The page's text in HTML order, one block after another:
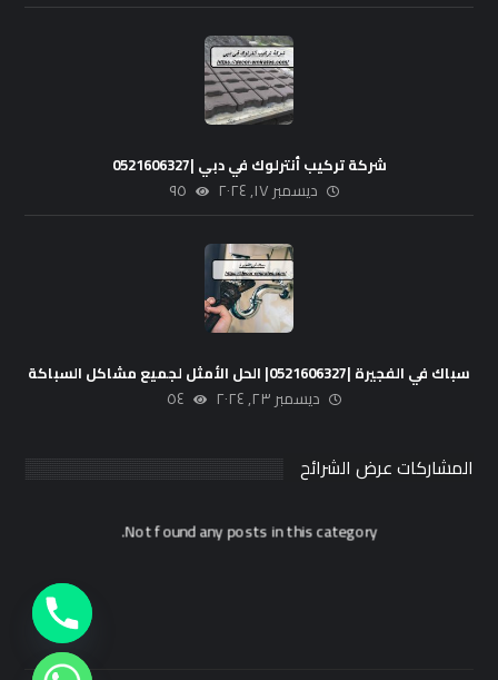
شركة تركيب أنترلوك في دبي |0521606327
ديسمبر ١٧, ٢٠٢٤ ٩٥
سباك في الفجيرة |0521606327| الحل الأمثل لجميع مشاكل السباكة
ديسمبر ٢٣, ٢٠٢٤ ٥٤
المشاركات عرض الشرائح
Not found any posts in this category.